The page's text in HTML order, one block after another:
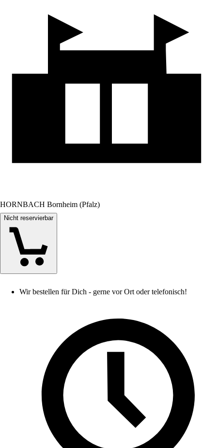
HORNBACH Bornheim (Pfalz)
Nicht reservierbar
Wir bestellen für Dich - gerne vor Ort oder telefonisch!